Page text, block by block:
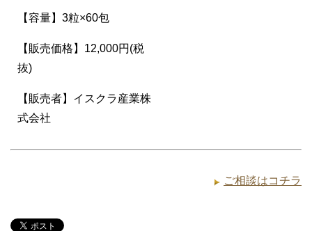
【容量】3粒×60包
【販売価格】12,000円(税
抜)
【販売者】イスクラ産業株
式会社
ご相談はコチラ